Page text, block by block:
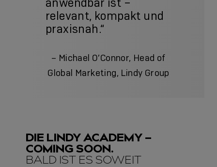
relevant, kompakt und
praxisnah.“
– Michael O’Connor, Head of
Global Marketing, Lindy Group
DIE LINDY ACADEMY –
COMING SOON.
BALD IST ES SOWEIT